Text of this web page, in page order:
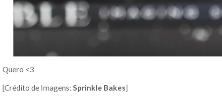
Quero <3
[Crédito de Imagens: Sprinkle Bakes]